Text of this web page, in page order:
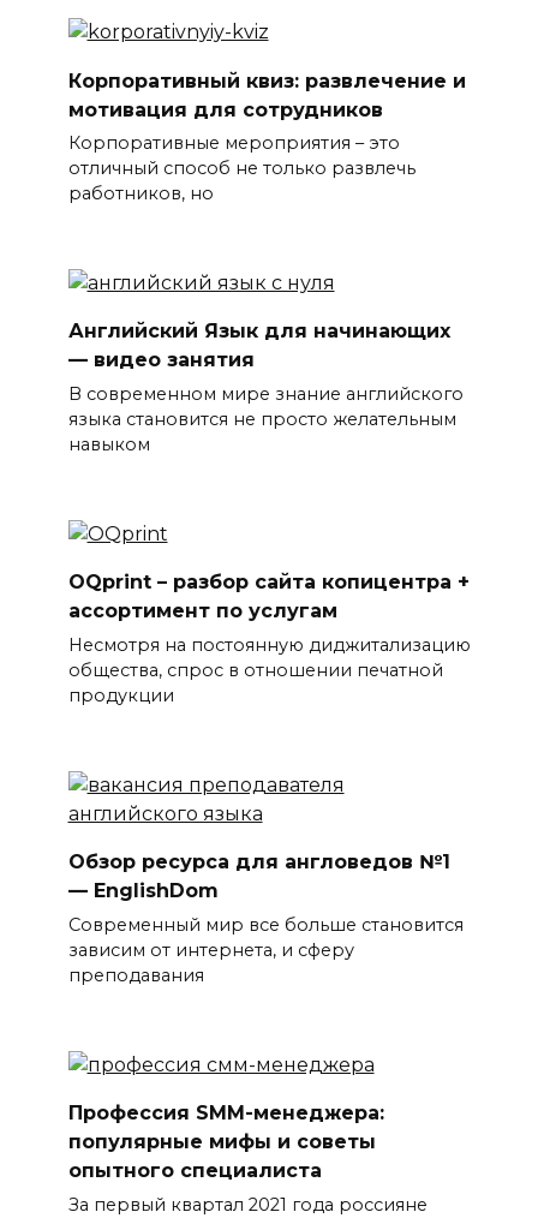
Корпоративный квиз: развлечение и
мотивация для сотрудников
Корпоративные мероприятия – это
отличный способ не только развлечь
работников, но
Английский Язык для начинающих
— видео занятия
В современном мире знание английского
языка становится не просто желательным
навыком
OQprint – разбор сайта копицентра +
ассортимент по услугам
Несмотря на постоянную диджитализацию
общества, спрос в отношении печатной
продукции
Обзор ресурса для англоведов №1
— EnglishDom
Современный мир все больше становится
зависим от интернета, и сферу
преподавания
Профессия SMM-менеджера:
популярные мифы и советы
опытного специалиста
За первый квартал 2021 года россияне